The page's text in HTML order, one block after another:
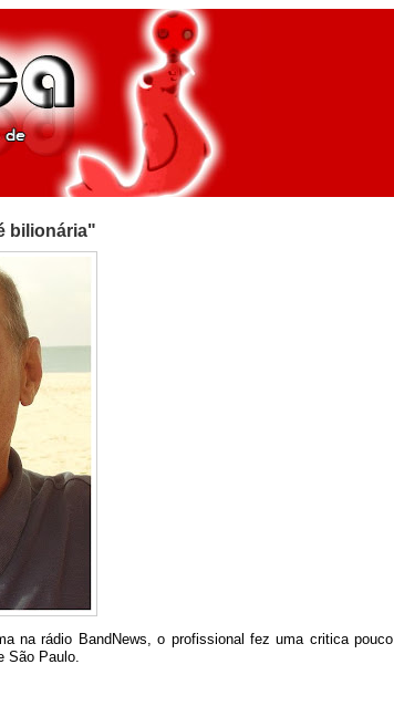
bilionária"
na rádio BandNews, o profissional fez uma critica pouco
São Paulo.